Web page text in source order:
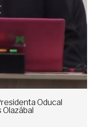
Oducal
Olazábal